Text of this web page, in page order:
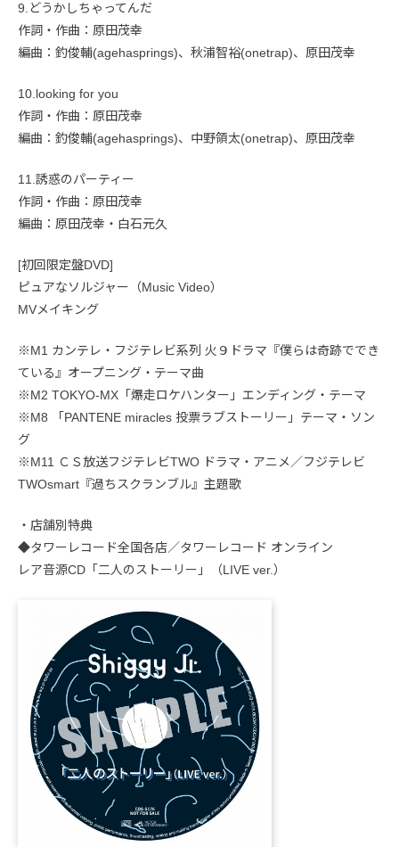
9.どうかしちゃってんだ
作詞・作曲：原田茂幸
編曲：釣俊輔(agehasprings)、秋浦智裕(onetrap)、原田茂幸
10.looking for you
作詞・作曲：原田茂幸
編曲：釣俊輔(agehasprings)、中野領太(onetrap)、原田茂幸
11.誘惑のパーティー
作詞・作曲：原田茂幸
編曲：原田茂幸・白石元久
[初回限定盤DVD]
ピュアなソルジャー（Music Video）
MVメイキング
※M1 カンテレ・フジテレビ系列 火９ドラマ『僕らは奇跡ででき
ている』オープニング・テーマ曲
※M2 TOKYO-MX「爆走ロケハンター」エンディング・テーマ
※M8 「PANTENE miracles 投票ラブストーリー」テーマ・ソン
グ
※M11 ＣＳ放送フジテレビTWO ドラマ・アニメ／フジテレビ
TWOsmart『過ちスクランブル』主題歌
・店舗別特典
◆タワーレコード全国各店／タワーレコード オンライン
レア音源CD「二人のストーリー」（LIVE ver.）